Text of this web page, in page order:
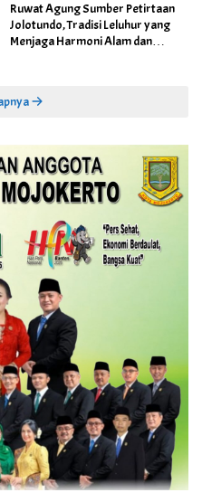
Ruwat Agung Sumber Petirtaan
Jolotundo, Tradisi Leluhur yang
Menjaga Harmoni Alam dan